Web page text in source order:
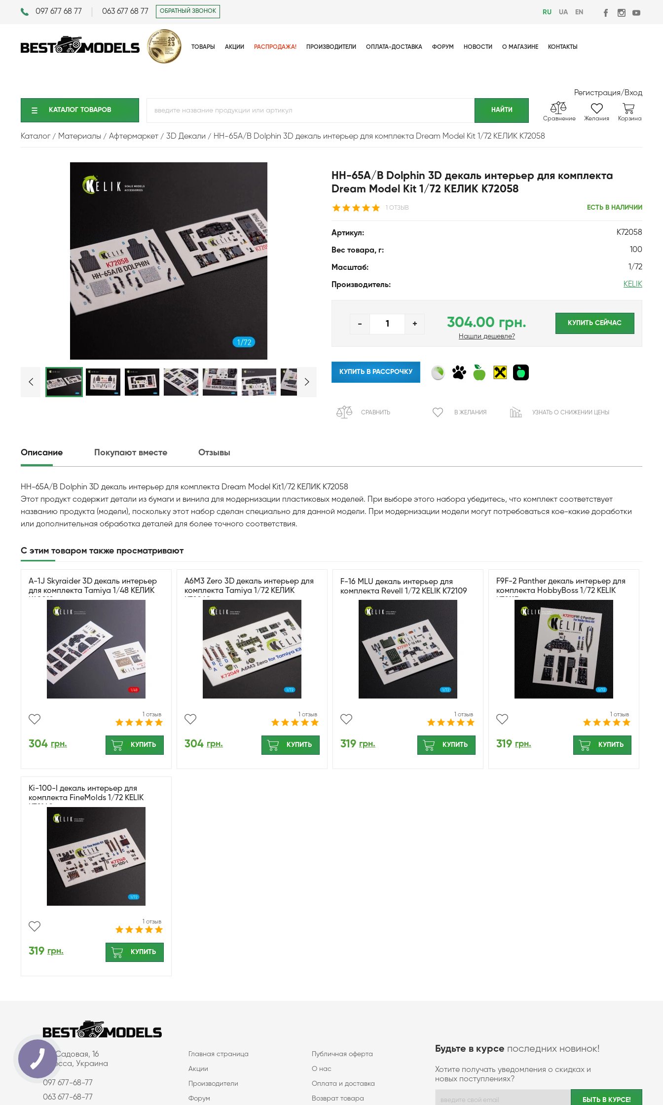
097 677 68 77 063 677 68 77 ОБРАТНЫЙ ЗВОНОК RU UA EN
ТОВАРЫ АКЦИИ РАСПРОДАЖА! ПРОИЗВОДИТЕЛИ ОПЛАТА-ДОСТАВКА ФОРУМ НОВОСТИ О МАГАЗИНЕ КОНТАКТЫ
Регистрация/Вход
КАТАЛОГ ТОВАРОВ
Сравнение Желания Корзина
Каталог Материалы Афтермаркет 3D Декали HH-65A/B Dolphin 3D декаль интерьер для комплекта Dream Model Kit 1/72 КЕЛИК K72058
HH-65A/B Dolphin 3D декаль интерьер для комплекта
Dream Model Kit 1/72 КЕЛИК K72058
1 ОТЗЫВ ЕСТЬ В НАЛИЧИИ
Артикул: K72058
Вес товара, г: 100
Масштаб: 1/72
Производитель: KELIK
- + 304.00 грн.
Нашли дешевле?
КУПИТЬ CЕЙЧАС
КУПИТЬ В РАССРОЧКУ
СРАВНИТЬ В ЖЕЛАНИЯ УЗНАТЬ О СНИЖЕНИИ ЦЕНЫ
Описание Покупают вместе Отзывы
HH-65A/B Dolphin 3D декаль интерьер для комплекта Dream Model Kit1/72 КЕЛИК K72058
Этот продукт содержит детали из бумаги и винила для модернизации пластиковых моделей. При выборе этого набора убедитесь, что комплект соответствует
названию продукта (модели), поскольку этот набор сделан специально для данной модели. При модернизации модели могут потребоваться кое-какие доработки
или дополнительная обработка деталей для более точного соответствия.
С этим товаром также просматривают
A-1J Skyraider 3D декаль интерьер
для комплекта Tamiya 1/48 КЕЛИК
K48012
1 отзыв
304 грн. КУПИТЬ
A6M3 Zero 3D декаль интерьер для
комплекта Tamiya 1/72 КЕЛИК
K72049
1 отзыв
304 грн. КУПИТЬ
F-16 MLU декаль интерьер для
комплекта Revell 1/72 KELIK K72109
1 отзыв
319 грн. КУПИТЬ
F9F-2 Panther декаль интерьер для
комплекта HobbyBoss 1/72 KELIK
K72113
1 отзыв
319 грн. КУПИТЬ
Ki-100-I декаль интерьер для
комплекта FineMolds 1/72 KELIK
K72140
1 отзыв
319 грн. КУПИТЬ
ул. Садовая, 16
Одесса, Украина
097 677-68-77
063 677-68-77
Главная страница Публичная оферта
Акции О нас
Производители Оплата и доставка
Форум Возврат товара
Будьте в курсе последних новинок!
Хотите получать уведомления о скидках и
новых поступлениях?